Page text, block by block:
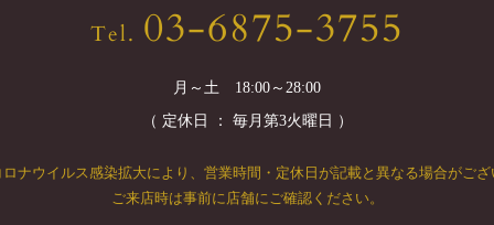
Tel. 03-6875-3755
月～土 18:00～28:00
（ 定休日 ： 毎月第3火曜日 ）
ナウイルス感染拡大により、 営業時間・定休日が記載と異なる場合がご
ご来店時は事前に店舗にご確認ください。